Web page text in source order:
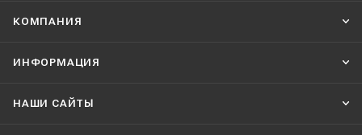
КОМПАНИЯ
ИНФОРМАЦИЯ
НАШИ CАЙТЫ